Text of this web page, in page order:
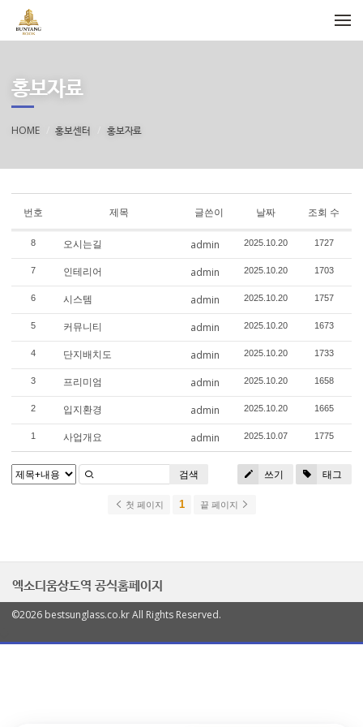
홍보자료
HOME 홍보센터 홍보자료
번호 제목 글쓴이 날짜 조회 수
8 오시는길 admin 2025.10.20 1727
7 인테리어 admin 2025.10.20 1703
6 시스템 admin 2025.10.20 1757
5 커뮤니티 admin 2025.10.20 1673
4 단지배치도 admin 2025.10.20 1733
3 프리미엄 admin 2025.10.20 1658
2 입지환경 admin 2025.10.20 1665
1 사업개요 admin 2025.10.07 1775
쓰기 태그
검색
첫 페이지 1 끝 페이지
엑소디움상도역 공식홈페이지
©2026 bestsunglass.co.kr All Rights Reserved.